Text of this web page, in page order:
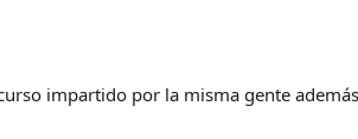
impartido por la misma gente